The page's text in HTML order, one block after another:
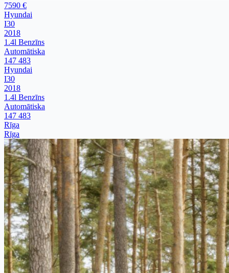
7590 €
Hyundai
I30
2018
1.4l Benzīns
Automātiska
147 483
Hyundai
I30
2018
1.4l Benzīns
Automātiska
147 483
Rīga
Rīga